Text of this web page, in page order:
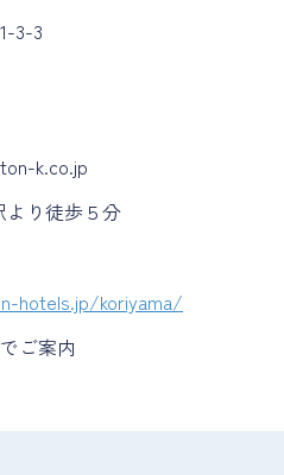
3-3
k.co.jp
より徒歩５分
hotels.jp/koriyama/
ご案内